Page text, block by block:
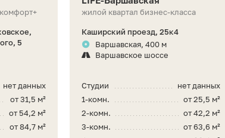
5
нет данных
от 31,5 м²
от 54,2 м²
от 84,7 м²
жилой квартал бизнес-класса
Каширский проезд, 25к4
Варшавская, 400 м
Варшавское шоссе
нет данных
Студии
от 25,5 м²
1-комн.
от 42,2 м²
2-комн.
от 63,6 м²
3-комн.